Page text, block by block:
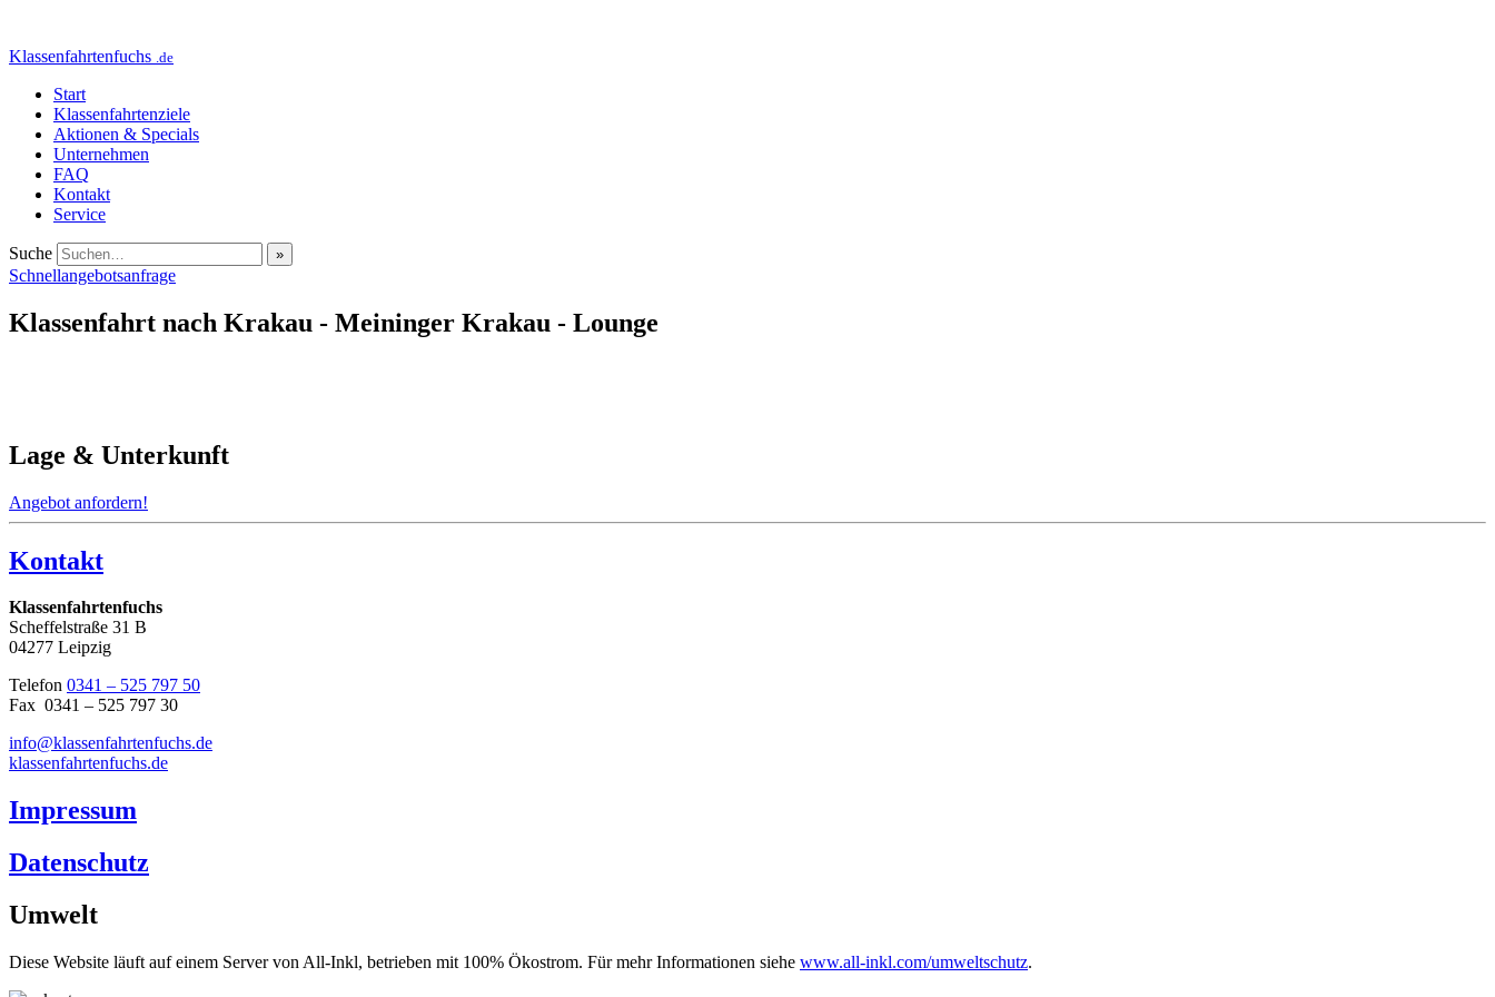
Klassenfahrtenfuchs .de
Start
Klassenfahrtenziele
Aktionen & Specials
Unternehmen
FAQ
Kontakt
Service
Suche
Schnellangebotsanfrage
Klassenfahrt nach Krakau - Meininger Krakau - Lounge
Lage & Unterkunft
Angebot anfordern!
Kontakt
Klassenfahrtenfuchs
Scheffelstraße 31 B
04277 Leipzig
Telefon 0341 – 525 797 50
Fax 0341 – 525 797 30
info@klassenfahrtenfuchs.de
klassenfahrtenfuchs.de
Impressum
Datenschutz
Umwelt
Diese Website läuft auf einem Server von All-Inkl, betrieben mit 100% Ökostrom. Für mehr Informationen siehe www.all-inkl.com/umweltschutz.